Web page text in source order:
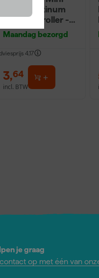
Antex Platinum
Muurverfroller -
5cm (2st)
Maandag bezorgd
4,17
3,64
incl. BTW
je graag
op met één van